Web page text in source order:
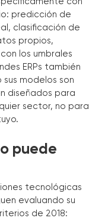
predicción de
clasificación de
propios,
los umbrales
ERPs también
modelos son
diseñados para
sector, no para
puede
tecnológicas
evaluando su
de 2018: